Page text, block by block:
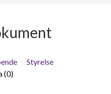
Styrelse
(0)